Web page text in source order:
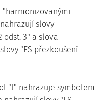
"harmonizovanými
slovy
3" a slova
"ES přezkoušení
"l" nahrazuje symbolem